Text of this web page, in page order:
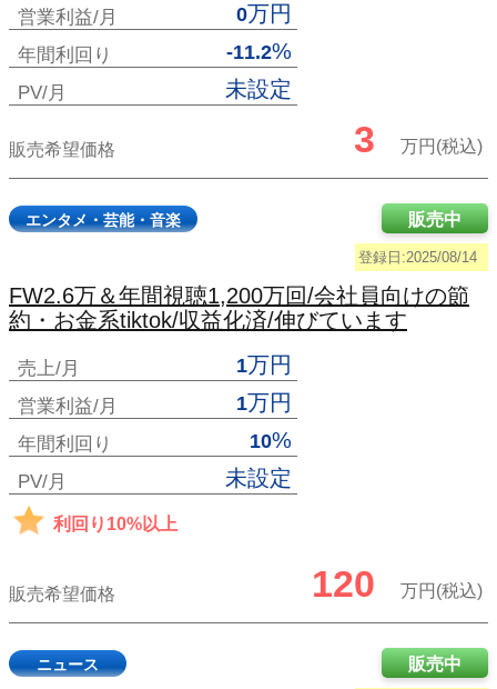
営業利益/月 0万円
年間利回り -11.2%
PV/月 未設定
販売希望価格 3 万円(税込)
エンタメ・芸能・音楽
登録日:2025/08/14
販売中
FW2.6万＆年間視聴1,200万回/会社員向けの節
約・お金系tiktok/収益化済/伸びています
売上/月 1万円
営業利益/月 1万円
年間利回り 10%
PV/月 未設定
利回り10%以上
販売希望価格 120 万円(税込)
ニュース 販売中